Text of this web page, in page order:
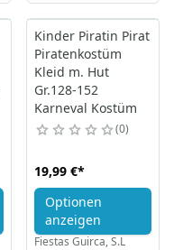
Kinder Piratin Pirat
Piratenkostüm
Kleid m. Hut
Gr.128-152
Karneval Kostüm
0
19,99 €*
Optionen
anzeigen
Fiestas Guirca, S.L